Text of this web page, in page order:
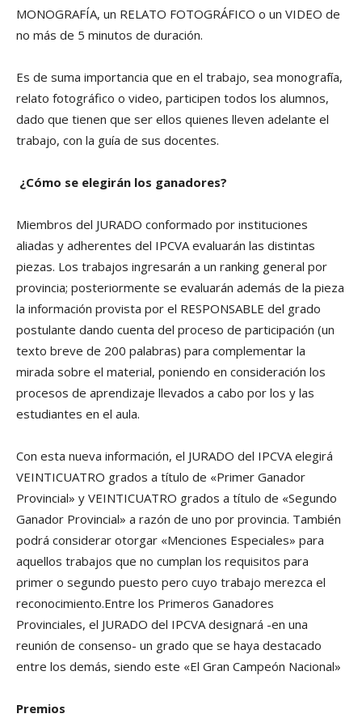
MONOGRAFÍA, un RELATO FOTOGRÁFICO o un VIDEO de
no más de 5 minutos de duración.
Es de suma importancia que en el trabajo, sea monografía,
relato fotográfico o video, participen todos los alumnos,
dado que tienen que ser ellos quienes lleven adelante el
trabajo, con la guía de sus docentes.
¿Cómo se elegirán los ganadores?
Miembros del JURADO conformado por instituciones
aliadas y adherentes del IPCVA evaluarán las distintas
piezas. Los trabajos ingresarán a un ranking general por
provincia; posteriormente se evaluarán además de la pieza
la información provista por el RESPONSABLE del grado
postulante dando cuenta del proceso de participación (un
texto breve de 200 palabras) para complementar la
mirada sobre el material, poniendo en consideración los
procesos de aprendizaje llevados a cabo por los y las
estudiantes en el aula.
Con esta nueva información, el JURADO del IPCVA elegirá
VEINTICUATRO grados a título de «Primer Ganador
Provincial» y VEINTICUATRO grados a título de «Segundo
Ganador Provincial» a razón de uno por provincia. También
podrá considerar otorgar «Menciones Especiales» para
aquellos trabajos que no cumplan los requisitos para
primer o segundo puesto pero cuyo trabajo merezca el
reconocimiento.Entre los Primeros Ganadores
Provinciales, el JURADO del IPCVA designará -en una
reunión de consenso- un grado que se haya destacado
entre los demás, siendo este «El Gran Campeón Nacional»
Premios